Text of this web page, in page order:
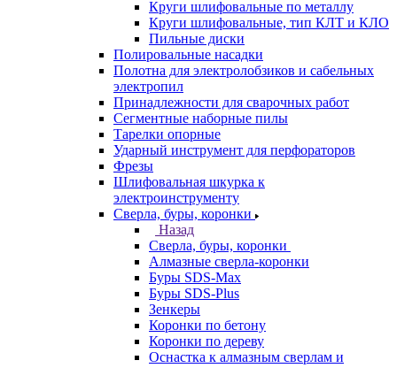
Круги шлифовальные по металлу
Круги шлифовальные, тип КЛТ и КЛО
Пильные диски
Полировальные насадки
Полотна для электролобзиков и сабельных
электропил
Принадлежности для сварочных работ
Сегментные наборные пилы
Тарелки опорные
Ударный инструмент для перфораторов
Фрезы
Шлифовальная шкурка к
электроинструменту
Сверла, буры, коронки
Назад
Сверла, буры, коронки
Алмазные сверла-коронки
Буры SDS-Max
Буры SDS-Plus
Зенкеры
Коронки по бетону
Коронки по дереву
Оснастка к алмазным сверлам и